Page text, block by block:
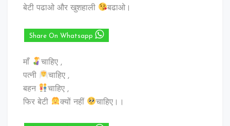
बेटी पढाओ और खुशहाली
बढाओ।
Share On Whatsapp
माँ
चाहिए ,
पत्नी
चाहिए ,
बहन
चाहिए ,
फिर बेटी
क्यों नहीं चाहिए।।